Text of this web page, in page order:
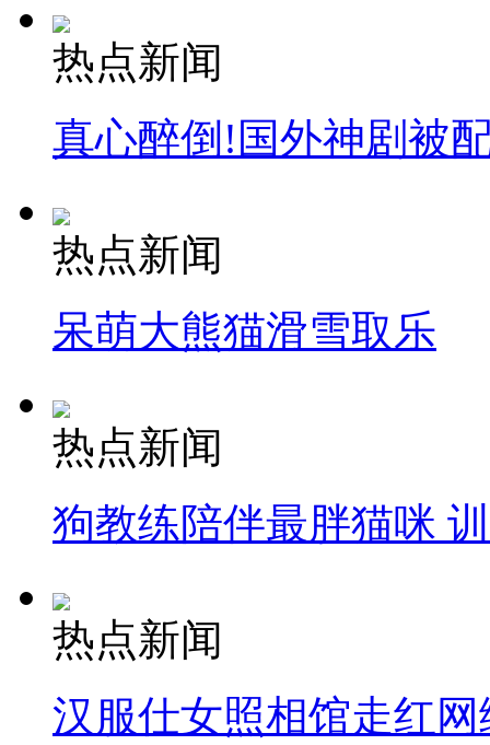
热点新闻
真心醉倒!国外神剧被
热点新闻
呆萌大熊猫滑雪取乐
热点新闻
狗教练陪伴最胖猫咪
热点新闻
汉服仕女照相馆走红网